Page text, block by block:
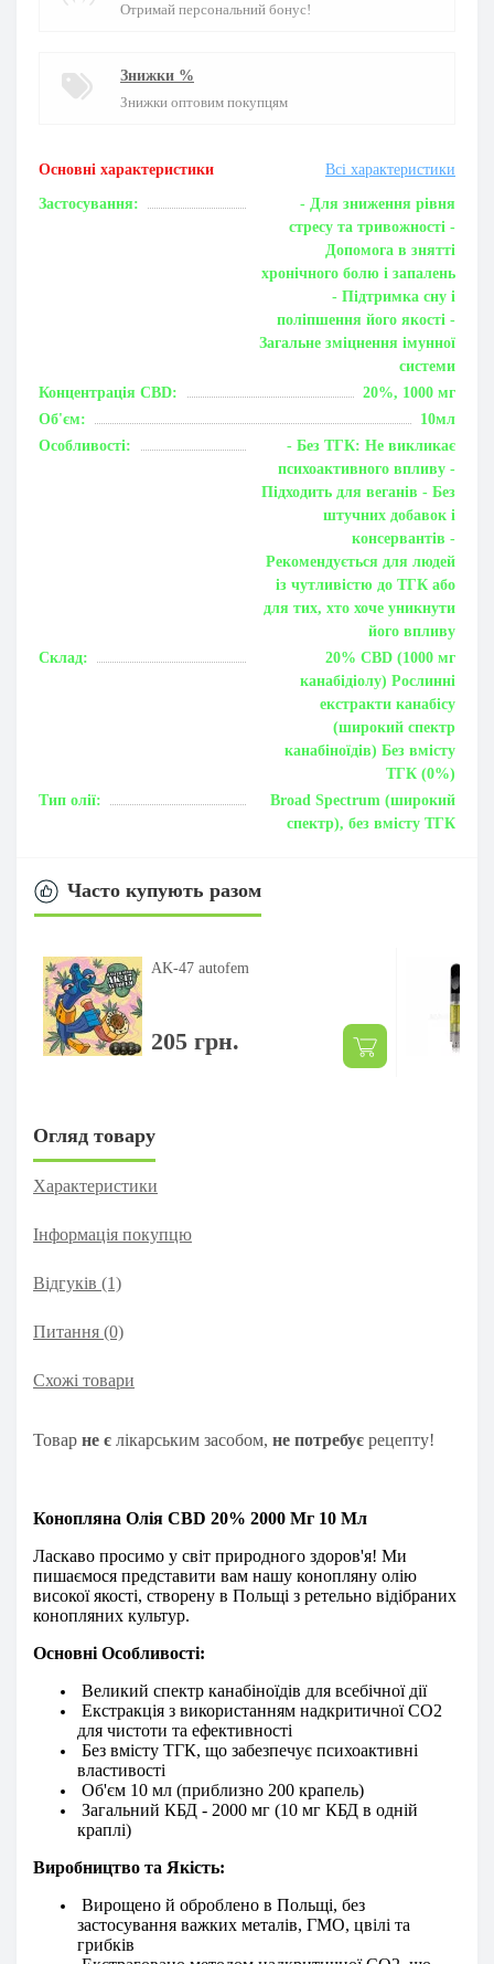
Основні характеристики Всі характеристики
Застосування:
- Для зниження рівня
стресу та тривожності -
Допомога в знятті
хронічного болю і запалень
- Підтримка сну і
поліпшення його якості -
Загальне зміцнення імунної
системи
Концентрація CBD:
20%, 1000 мг
Об'єм:
10мл
Особливості:
- Без ТГК: Не викликає
психоактивного впливу -
Підходить для веганів - Без
штучних добавок і
консервантів -
Рекомендується для людей
із чутливістю до ТГК або
для тих, хто хоче уникнути
його впливу
Склад:
20% CBD (1000 мг
канабідіолу) Рослинні
екстракти канабісу
(широкий спектр
канабіноїдів) Без вмісту
ТГК (0%)
Тип олії:
Broad Spectrum (широкий
спектр), без вмісту ТГК
Отримай персональний бонус!
Знижки %
Знижки оптовим покупцям
Часто купують разом
AK-47 autofem
205 грн.
Огляд товару
Характеристики
Інформація покупцю
Відгуків (1)
Питання (0)
Схожі товари
Товар не є лікарським засобом, не потребує рецепту!
Конопляна Олія CBD 20% 2000 Мг 10 Мл
Ласкаво просимо у світ природного здоров'я! Ми
пишаємося представити вам нашу конопляну олію
високої якості, створену в Польщі з ретельно відібраних
конопляних культур.
Основні Особливості:
Великий спектр канабіноїдів для всебічної дії
Екстракція з використанням надкритичної CO2
для чистоти та ефективності
Без вмісту ТГК, що забезпечує психоактивні
властивості
Об'єм 10 мл (приблизно 200 крапель)
Загальний КБД - 2000 мг (10 мг КБД в одній
краплі)
Виробництво та Якість:
Вирощено й оброблено в Польщі, без
застосування важких металів, ГМО, цвілі та
грибків